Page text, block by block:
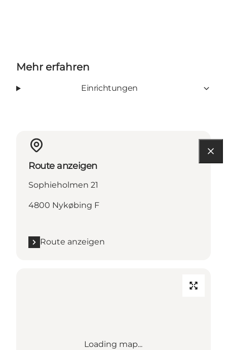
Mehr erfahren
Einrichtungen
Route anzeigen
Sophieholmen 21
4800 Nykøbing F
Route anzeigen
Loading map...